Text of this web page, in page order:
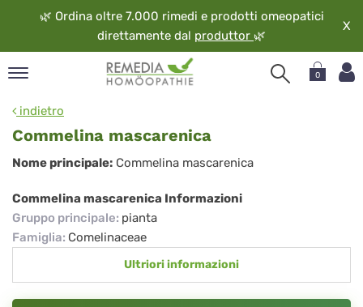
🌿 Ordina oltre 7.000 rimedi e prodotti omeopatici
direttamente dal produttor 🌿
X
0
indietro
Commelina mascarenica
Commelina
mascarenica
Nome principale: Commelina mascarenica
Commelina mascarenica Informazioni
Gruppo principale: pianta
Famiglia: Comelinaceae
Ultriori informazioni